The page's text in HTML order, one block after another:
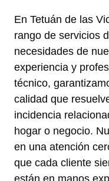
En Tetuán de las
rango de servicios
necesidades de
experiencia y
técnico,
calidad que
incidencia
hogar o negocio.
en una atención
que cada cliente
están en manos